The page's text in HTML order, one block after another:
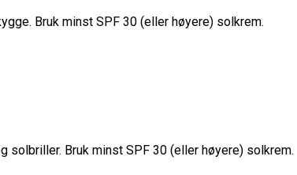
Bruk minst SPF 30 (eller høyere) solkrem.
Bruk minst SPF 30 (eller høyere) solkrem.